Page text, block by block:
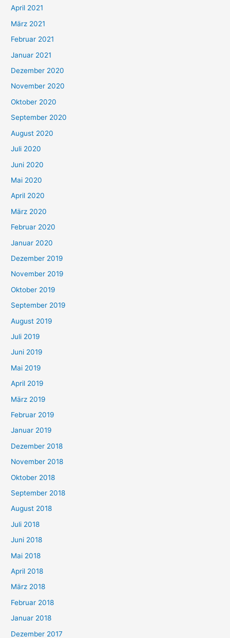
:
April 2021
März 2021
Februar 2021
Januar 2021
Dezember 2020
November 2020
Oktober 2020
September 2020
August 2020
Juli 2020
Juni 2020
Mai 2020
April 2020
März 2020
Februar 2020
Januar 2020
Dezember 2019
November 2019
Oktober 2019
September 2019
August 2019
Juli 2019
Juni 2019
Mai 2019
April 2019
März 2019
Februar 2019
Januar 2019
Dezember 2018
November 2018
Oktober 2018
September 2018
August 2018
Juli 2018
Juni 2018
Mai 2018
April 2018
März 2018
Februar 2018
Januar 2018
Dezember 2017